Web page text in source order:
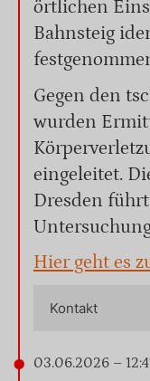
örtlichen
Bahnsteig
Gegen den
wurden
eingeleitet.
Dresden
Hier geht es
Kontakt
03.06.2026 –